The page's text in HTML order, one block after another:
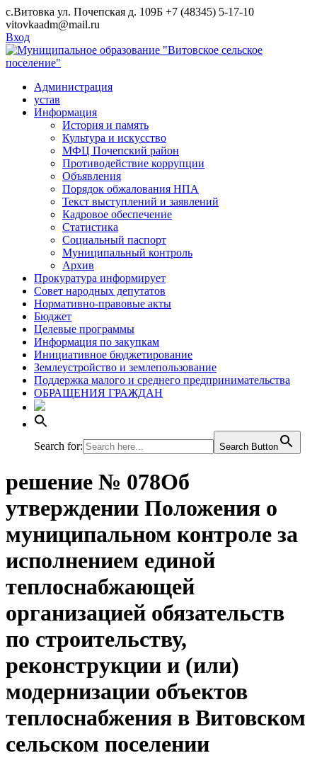
Skip
to
content
с.Витовка ул. Почепская д. 109Б +7 (48345) 5-17-10
vitovkaadm@mail.ru
Вход
Администрация
устав
Информация
История и память
Культура и искусство
МФЦ Почепский район
Противодействие коррупции
Объявления
Порядок обжалования НПА
Текст выступлений и заявлений
Кадровое обеспечение
Статистика
Социальный паспорт
Муниципальный контроль
Архив
Прокуратура информирует
Совет народных депутатов
Нормативно-правовые акты
Бюджет
Целевые программы
Информация по закупкам
Инициативное бюджетирование
Землеустройство и землепользование
Поддержка малого и среднего предпринимательства
ОБРАЩЕНИЯ ГРАЖДАН
Search for: Search Button
решение № 078Об
утверждении Положения о
муниципальном контроле за
исполнением единой
теплоснабжающей
организацией обязательств
по строительству,
реконструкции и (или)
модернизации объектов
теплоснабжения в Витовском
сельском поселении